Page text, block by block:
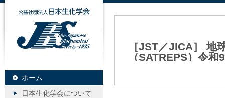
［JST／JICA］ 地
（SATREPS）令
公益社団法人日本生化学会
ホーム
日本生化学会について